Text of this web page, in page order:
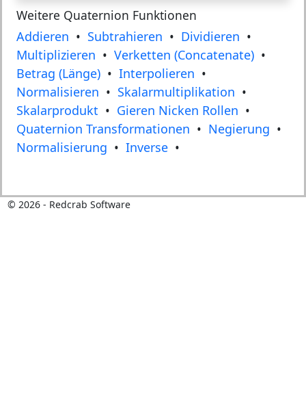
Weitere Quaternion Funktionen
Addieren • Subtrahieren • Dividieren •
Multiplizieren • Verketten (Concatenate) •
Betrag (Länge) • Interpolieren •
Normalisieren • Skalarmultiplikation •
Skalarprodukt • Gieren Nicken Rollen •
Quaternion Transformationen • Negierung •
Normalisierung • Inverse •
© 2026- Redcrab Software